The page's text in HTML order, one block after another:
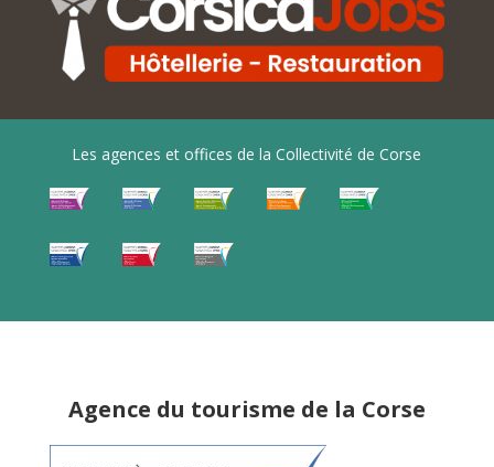
Les agences et offices de la Collectivité de Corse
Agence du tourisme de la Corse